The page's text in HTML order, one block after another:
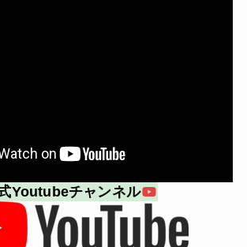
Youtubeチャンネル